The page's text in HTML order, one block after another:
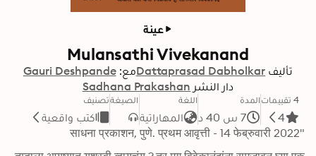
عينة
Mulansathi Vivekanand
تأليف Dattaprasad Dabholkarمع: Gauri Deshpande
دار النشر Sadhana Prakashan
4 تقييمات
4
المدة
7 س 40 د
اللغة
المهاراتية
الصيغةتصنيف
كتب واقعية
"साधना प्रकाशन, पुणे. प्रथम आवृत्ती - 14 फेब्रुवारी 2022